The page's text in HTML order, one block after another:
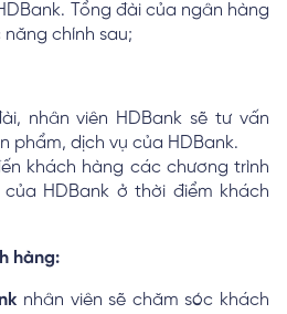
Tổng đài của ngân hàng
chính sau;
nhân viên HDBank sẽ tư vấn
phẩm, dịch vụ của HDBank.
khách hàng các chương trình
HDBank ở thời điểm khách
hàng:
nhân viên sẽ chăm sóc khách